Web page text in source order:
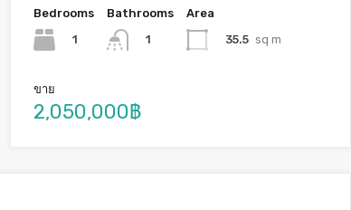
Bedrooms
1
Bathrooms
1
Area
35.5 sq m
ขาย
2,050,000฿